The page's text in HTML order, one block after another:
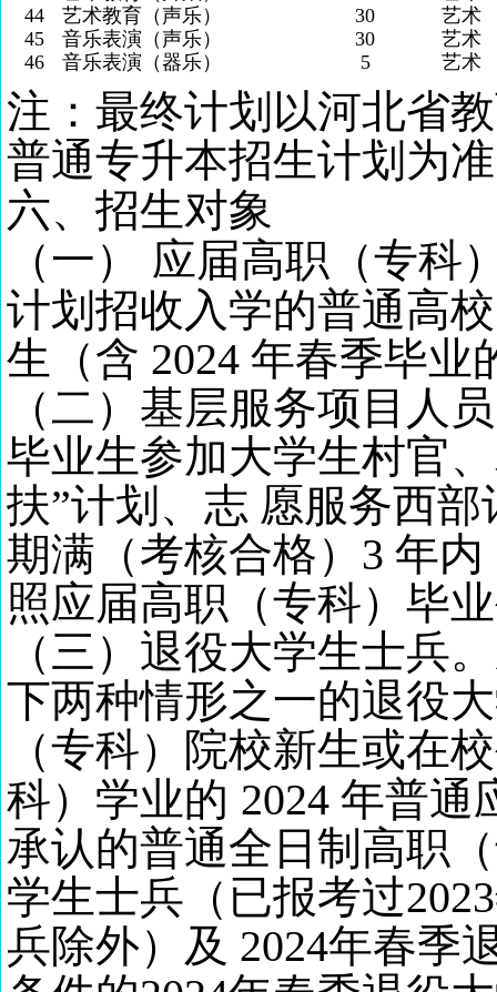
44
艺术教育（声乐） 30
艺术
45
音乐表演（声乐） 30
艺术
46
音乐表演（器乐） 5 艺术
注：最终计划以河北省
普通专升本招生计划为准
六、 招生对象
（一） 应届高职（专科
计划招收入学的普通高校
生（含 2024 年春季毕
（二）基层服务项目人
毕业生参加大学生村官
扶”计划、志 愿服务西
期满（考核合格）3 年
照应届高职（专科）毕
（三）退役大学生士兵
下两种情形之一的退役
（专科）院校新生或在
科）学业的 2024 年普
承认的普通全日制高职
学生士兵（已报考过
兵除外）及 2024年春季